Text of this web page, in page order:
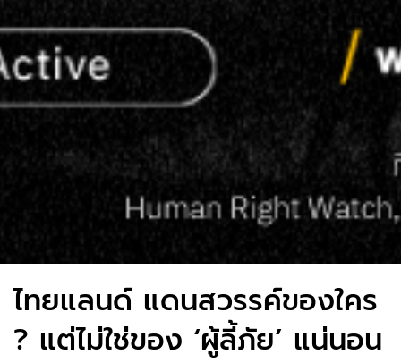
ไทยแลนด์ แดนสวรรค์ของใคร
? แต่ไม่ใช่ของ ‘ผู้ลี้ภัย’ แน่นอน